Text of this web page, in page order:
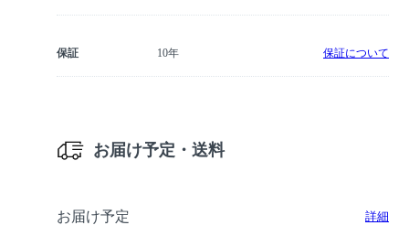
保証 10年 保証について
お届け予定・送料
お届け予定 詳細